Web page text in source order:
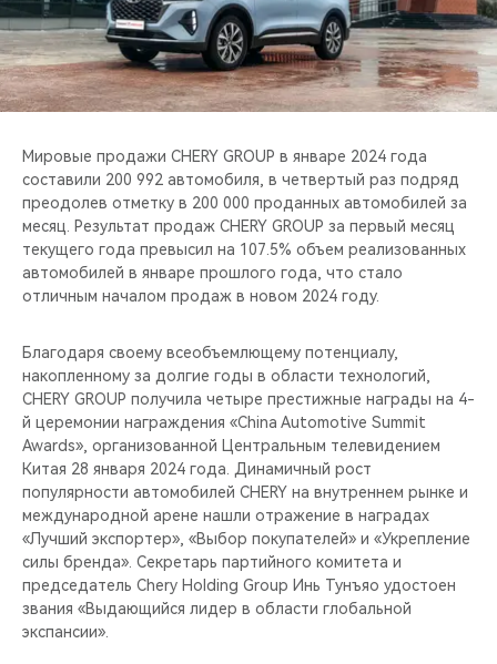
CHERY И СПОРТ
НАШИ МЕРОПРИЯТИЯ
ВИДЕООБЗОРЫ
CHERY ДЛЯ ДЕТЕЙ
Мировые продажи CHERY GROUP в январе 2024 года
составили 200 992 автомобиля, в четвертый раз подряд
преодолев отметку в 200 000 проданных автомобилей за
месяц. Результат продаж CHERY GROUP за первый месяц
текущего года превысил на 107.5% объем реализованных
автомобилей в январе прошлого года, что стало
отличным началом продаж в новом 2024 году.
Благодаря своему всеобъемлющему потенциалу,
накопленному за долгие годы в области технологий,
CHERY GROUP получила четыре престижные награды на 4-
й церемонии награждения «China Automotive Summit
Awards», организованной Центральным телевидением
Китая 28 января 2024 года. Динамичный рост
популярности автомобилей CHERY на внутреннем рынке и
международной арене нашли отражение в наградах
«Лучший экспортер», «Выбор покупателей» и «Укрепление
силы бренда». Секретарь партийного комитета и
председатель Chery Holding Group Инь Тунъяо удостоен
звания «Выдающийся лидер в области глобальной
экспансии».